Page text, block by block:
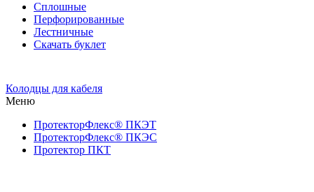
Сплошные
Перфорированные
Лестничные
Скачать буклет
Колодцы для кабеля
Меню
ПротекторФлекс® ПКЭТ
ПротекторФлекс® ПКЭС
Протектор ПКТ